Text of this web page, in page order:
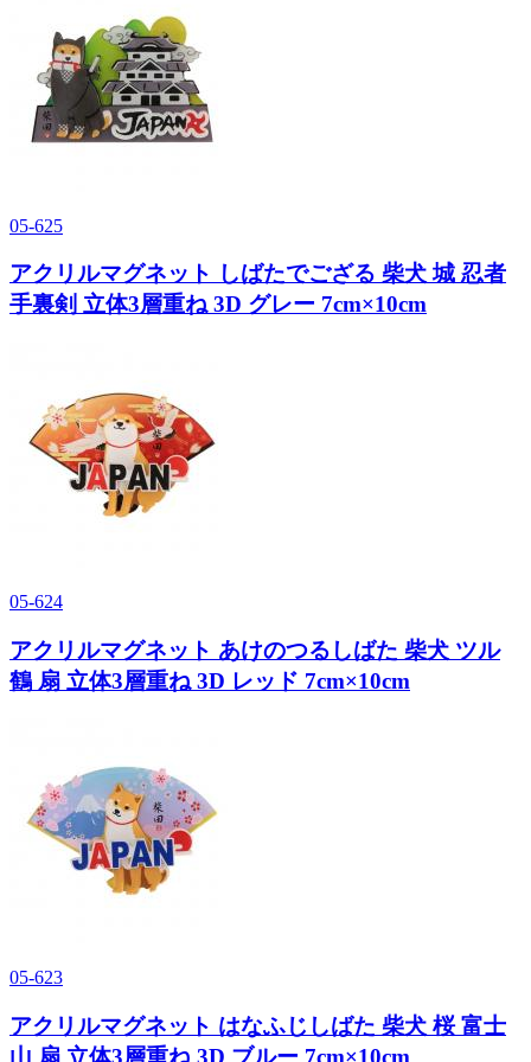
05-625
アクリルマグネット しばたでござる 柴犬 城 忍者
手裏剣 立体3層重ね 3D グレー 7cm×10cm
05-624
アクリルマグネット あけのつるしばた 柴犬 ツル
鶴 扇 立体3層重ね 3D レッド 7cm×10cm
05-623
アクリルマグネット はなふじしばた 柴犬 桜 富士
山 扇 立体3層重ね 3D ブルー 7cm×10cm